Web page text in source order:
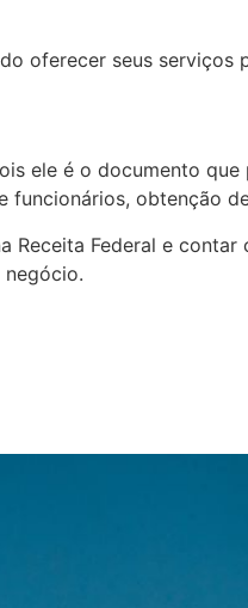
oferecer seus
ele é o documento
obtenção
Receita Federal e